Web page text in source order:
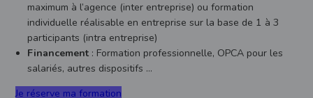
maximum à l’agence (inter entreprise) ou formation
individuelle réalisable en entreprise sur la base de 1 à 3
participants (intra entreprise)
Financement : Formation professionnelle, OPCA pour les
salariés, autres dispositifs …
Je réserve ma formation